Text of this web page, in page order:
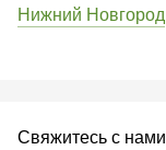
Нижний Новгород
Свяжитесь с нами